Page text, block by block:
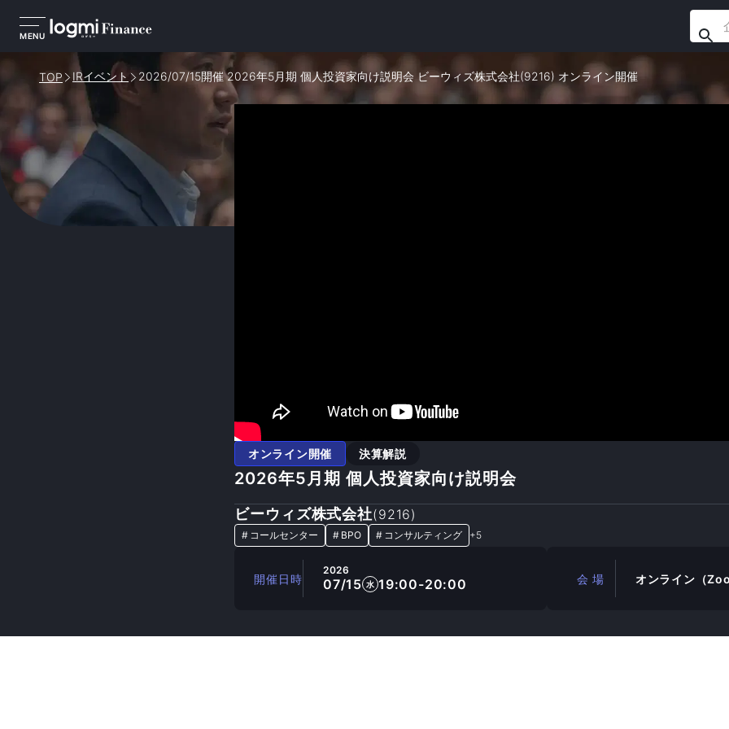
MENU
TOP IRイベント 2026/07/15開催 2026年5月期 個人投資家向け説明会 ビーウィズ株式会社(9216) オンライン開催
オンライン開催 決算解説
2026年5月期 個人投資家向け説明会
ビーウィズ株式会社(9216)
# コールセンター # BPO # コンサルティング +5
開催日時
2026
07/15 水 19:00-20:00 会 場 オンライン（